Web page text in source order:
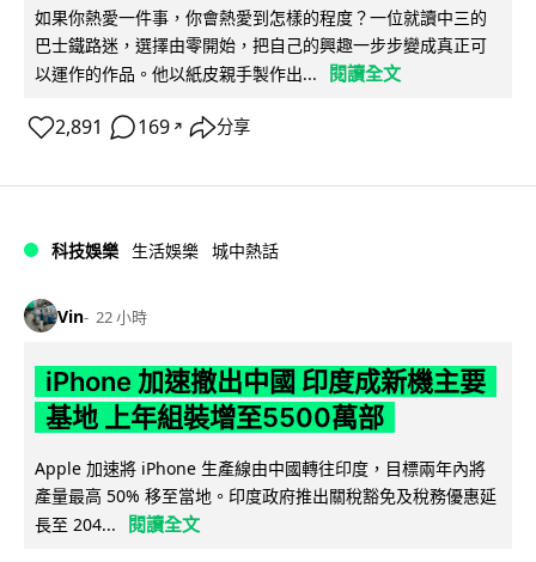
如果你熱愛一件事，你會熱愛到怎樣的程度？一位就讀中三的
巴士鐵路迷，選擇由零開始，把自己的興趣一步步變成真正可
以運作的作品。他以紙皮親手製作出...
閱讀全文
2,891 169 ↗ 分享
科技娛樂 生活娛樂 城中熱話
Vin 22 小時
iPhone 加速撤出中國 印度成新機主要
基地 上年組裝增至5500萬部
Apple 加速將 iPhone 生產線由中國轉往印度，目標兩年內將
產量最高 50% 移至當地。印度政府推出關稅豁免及稅務優惠延
長至 204...
閱讀全文